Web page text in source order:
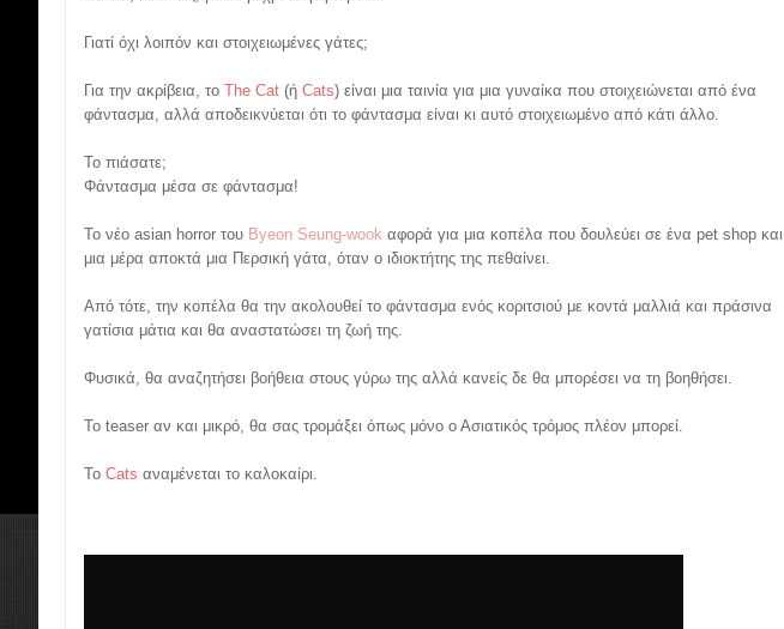
Γιατί όχι λοιπόν και στοιχειωμένες γάτες;
Για την ακρίβεια, το The Cat (ή Cats) είναι μια ταινία για μια γυναίκα που στοιχειώνεται από ένα
φάντασμα, αλλά αποδεικνύεται ότι το φάντασμα είναι κι αυτό στοιχειωμένο από κάτι άλλο.
Το πιάσατε;
Φάντασμα μέσα σε φάντασμα!
Το νέο asian horror του Byeon Seung-wook αφορά για μια κοπέλα που δουλεύει σε ένα pet shop και
μια μέρα αποκτά μια Περσική γάτα, όταν ο ιδιοκτήτης της πεθαίνει.
Από τότε, την κοπέλα θα την ακολουθεί το φάντασμα ενός κοριτσιού με κοντά μαλλιά και πράσινα
γατίσια μάτια και θα αναστατώσει τη ζωή της.
Φυσικά, θα αναζητήσει βοήθεια στους γύρω της αλλά κανείς δε θα μπορέσει να τη βοηθήσει.
Το teaser αν και μικρό, θα σας τρομάξει όπως μόνο ο Ασιατικός τρόμος πλέον μπορεί.
Το Cats αναμένεται το καλοκαίρι.